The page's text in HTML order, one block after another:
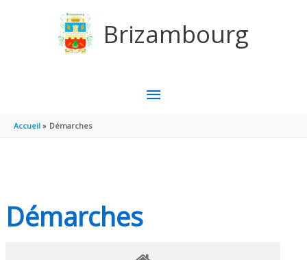
Brizambourg
MENU
Accueil Démarches
Démarches